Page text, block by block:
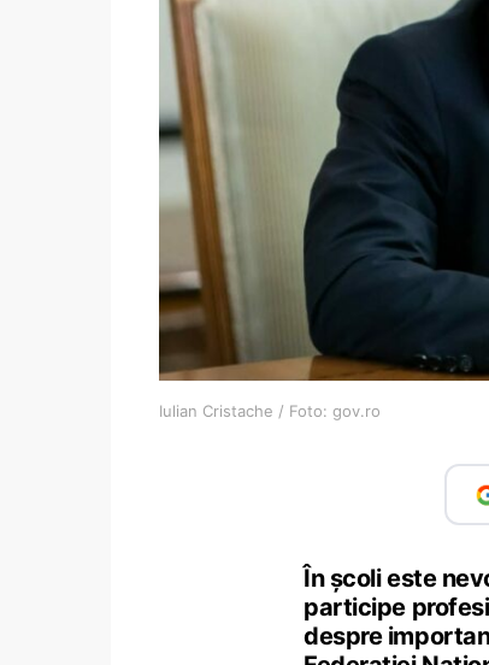
Iulian Cristache / Foto: gov.ro
În școli este
participe
despre